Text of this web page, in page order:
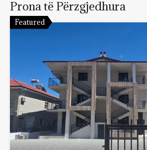
Prona të Përzgjedhura
Featured